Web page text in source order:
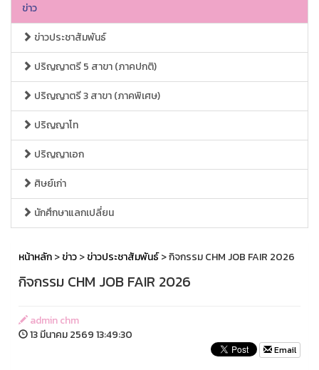
ข่าว
ข่าวประชาสัมพันธ์
ปริญญาตรี 5 สาขา (ภาคปกติ)
ปริญญาตรี 3 สาขา (ภาคพิเศษ)
ปริญญาโท
ปริญญาเอก
ศิษย์เก่า
นักศึกษาแลกเปลี่ยน
หน้าหลัก>ข่าว>ข่าวประชาสัมพันธ์> กิจกรรม CHM JOB FAIR 2026
กิจกรรม CHM JOB FAIR 2026
admin chm
13 มีนาคม 2569 13:49:30
Email